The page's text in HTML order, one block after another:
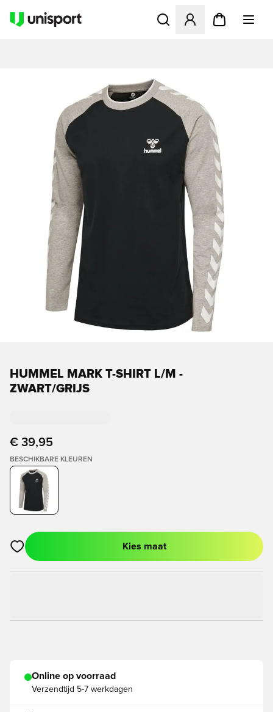
Opent een venster om in
HUMMEL MARK T-SHIRT L/M -
ZWART/GRIJS
€ 39,95
BESCHIKBARE KLEUREN
Opent een venster om in te loggen of je aan te melden als lid
Kies maat
Online op voorraad
Verzendtijd 5-7 werkdagen